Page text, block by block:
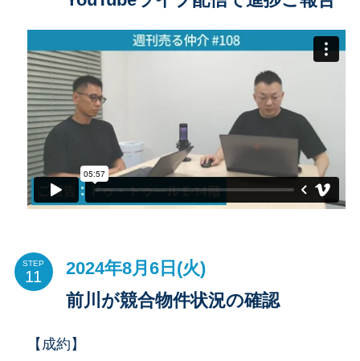
STEP
2024年8月6日(火)
前川が競合物件状況の確認
【成約】